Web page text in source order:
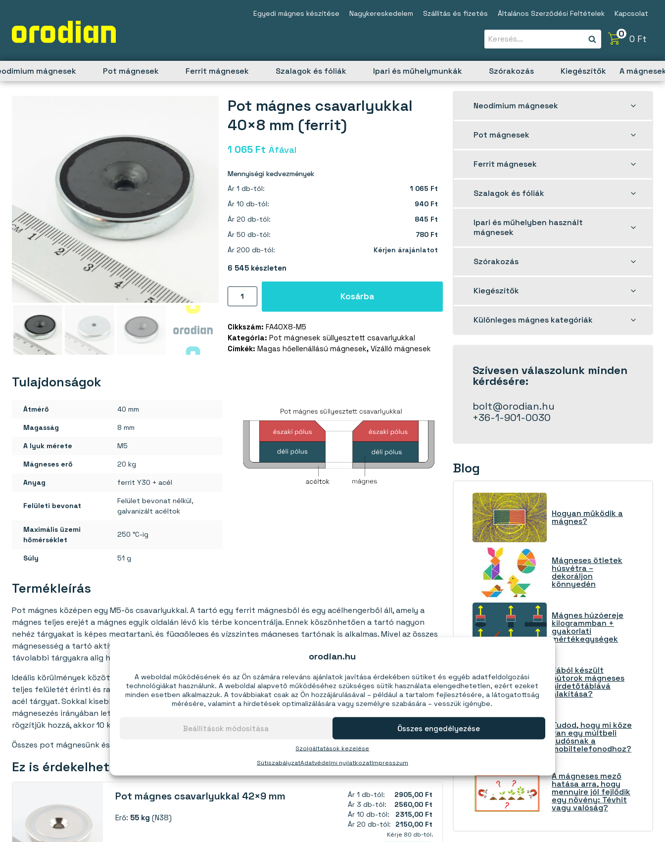
orodian.hu
A weboldal működésének és az Ön számára releváns ajánlatok javítása érdekében sütiket és egyéb adatfeldolgozási
technológiákat használunk. A weboldal alapvető működéséhez szükséges sütik használata elengedhetetlen, ezért ezeket
minden esetben alkalmazzuk. A továbbiakat csak az Ön hozzájárulásával – például a tartalom fejlesztésére, a látogatottság
mérésére, valamint a hirdetések optimalizálására vagy személyre szabására – vesszük igénybe.
Szolgáltatások kezelése
Összes engedélyezése
Beállítások módosítása
SütiszabályzatAdatvédelmi nyilatkozatImpresszum
content
Egyedi mágnes készítése Nagykereskedelem Szállítás és fizetés Általános Szerződési Feltételek Kapcsolat
0 0 Ft
mágnesek Pot mágnesek Ferrit mágnesek Szalagok és fóliák Ipari és műhelymunkák Szórakozás Kiegészítők A
Pot mágnes csavarlyukkal
40×8 mm (ferrit)
1 065 Ft Áfával
Mennyiségi kedvezmények
Ár 1 db-tól:
1 065 Ft
Ár 10 db-tól:
940 Ft
Ár 20 db-tól:
845 Ft
Ár 50 db-tól:
780 Ft
Ár 200 db-tól:
Kérjen árajánlatot
6 545 készleten
mágnes
40×8
mm
(ferrit)
Kosárba
Cikkszám: FA40X8-M5
Kategória: Pot mágnesek süllyesztett csavarlyukkal
Címkék: Magas hőellenállású mágnesek, Vízálló mágnesek
Tulajdonságok
Átmérő 40 mm
Magasság 8 mm
A lyuk mérete M5
Mágneses erő 20 kg
Anyag ferrit Y30 + acél
Felületi bevonat
Felület bevonat nélkül,
galvanizált acéltok
Maximális üzemi
hőmérséklet
250 °C-ig
Súly 51 g
Termékleírás
Pot mágnes középen egy M5-ös csavarlyukkal. A tartó egy ferrit mágnesből és egy acélhengerből áll, amely a
mágnes teljes erejét a mágnes egyik oldalán lévő kis térbe koncentrálja. Ennek köszönhetően a tartó nagyon
nehéz tárgyakat is képes megtartani, és függőleges és vízszintes mágneses tartónak is alkalmas. Mivel az összes
mágnesesség a tartó aktív oldalának felületére koncentrálódik, az erő a távolsággal gyorsan csökken, így a
távolabbi tárgyakra alig hat. A tartó hátoldala nem mágneses.
Ideális körülmények között egy 40×8 mm-es ferrittartó 20 kg acélt bír el, ha legalább 8 mm vastag, ha a tartó
teljes felületét érinti és rajta lóg – és ha a tartó aktív oldalával függőlegesen lefelé mutat, és felfelé vonzza az
acél tárgyat. Sokkal kisebb erő szükséges ahhoz, hogy a fémtárgyat a tartóról oldalra húzzuk, mint ahhoz, hogy a
mágnesezés irányában letépjük. Ha a tartót a falhoz (és nem a mennyezethez) rögzítjük, és a tárgyakat oldalról
rögzítjük hozzá, akkor 10 kg-ot fog megtartani.
Összes pot mágnesünk északi pólusa az aktív oldalon van (tehát taszítják egymást).
Ez is érdekelhet:
Pot mágnes csavarlyukkal 42×9 mm
Erő: 55 kg (N38)
Ár 1 db-tól:
2905,00 Ft
Ár 3 db-tól:
2560,00 Ft
Ár 10 db-tól:
2315,00 Ft
Ár 20 db-tól:
2150,00 Ft
Kérje 80 db-tól.
Neodímium mágnesek
Toggle
Pot mágnesek
Toggle
Ferrit mágnesek
Toggle
Szalagok és fóliák
Toggle
Ipari és műhelyben használt
mágnesek
child
Szórakozás
Toggle
Kiegészítők
Toggle
Különleges mágnes kategóriák
Toggle
Szívesen válaszolunk minden
kérdésére:
bolt@orodian.hu
+36-1-901-0030
Blog
Hogyan működik a
mágnes?
Mágneses ötletek
húsvétra –
dekoráljon
könnyedén
Mágnes húzóereje
kilogrammban +
gyakorlati
mértékegységek
Fából készült
bútorok mágneses
hirdetőtáblává
alakítása?
Tudod, hogy mi köze
van egy múltbeli
tudósnak a
mobiltelefonodhoz?
A mágneses mező
hatása arra, hogy
mennyire jól fejlődik
egy növény: Tévhit
vagy valóság?